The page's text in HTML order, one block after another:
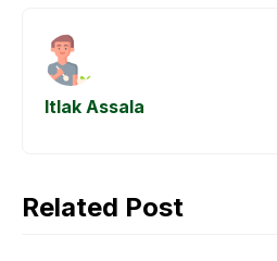
A
p
p e
r
Itlak Assala
Related Post